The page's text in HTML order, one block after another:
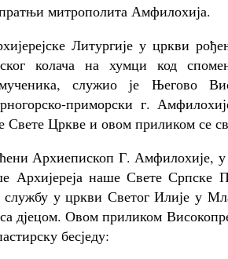
митрополита Амфилохија.
Литургије у цркви
колача на хумци код
мученика, служио је Његово
приморски г.
Свете Цркве и овом приликом се
Архиепископ Г. Амфилохије,
Архијереја наше Свете Српске
у цркви Светог Илије у
са дјецом. Овом приликом
бесједу: